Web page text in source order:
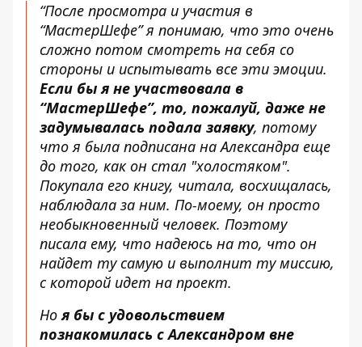
“После просмотра и участия в
“МастерШефе” я понимаю, что это очень
сложно потом смотреть на себя со
стороны и испытывать все эти эмоции.
Если бы я не участвовала в
“МастерШефе”, то, пожалуй, даже не
задумывалась подала заявку, потому
что я была подписана на Александра еще
до того, как он стал "холостяком".
Покупала его книгу, читала, восхищалась,
наблюдала за ним. По-моему, он просто
необыкновенный человек. Поэтому
писала ему, что надеюсь на то, что он
найдет ту самую и выполнит ту миссию,
с которой идет на проект.
Ноя бы с удовольствием
познакомилась с Александром вне